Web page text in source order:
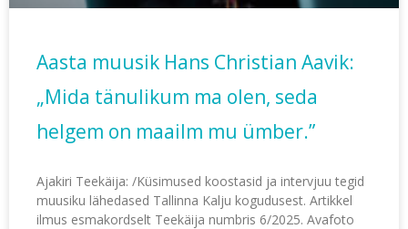
Aasta muusik Hans Christian Aavik:
„Mida tänulikum ma olen, seda
helgem on maailm mu ümber.”
Ajakiri Teekäija: /Küsimused koostasid ja intervjuu tegid
muusiku lähedased Tallinna Kalju kogudusest. Artikkel
ilmus esmakordselt Teekäija numbris 6/2025. Avafoto